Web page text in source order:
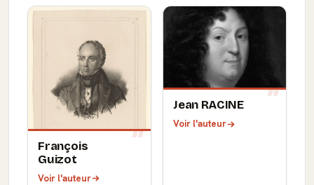
François
Guizot
Voir l'auteur
Jean RACINE
Voir l'auteur